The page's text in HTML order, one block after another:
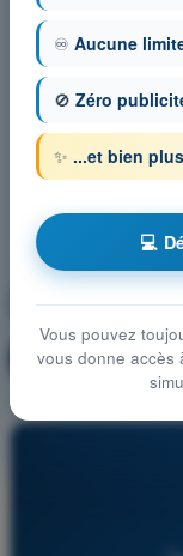
🔒 PRO
♾️ Aucune
🚫 Zéro
✨ ...et bien
💻
Vous pouvez
vous donne accès